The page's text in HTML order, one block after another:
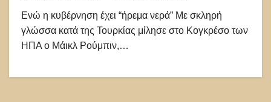
Ενώ η κυβέρνηση έχει “ήρεμα νερά” Με σκληρή
γλώσσα κατά της Τουρκίας μίλησε στο Κογκρέσο των
ΗΠΑ ο Μάικλ Ρούμπιν,…